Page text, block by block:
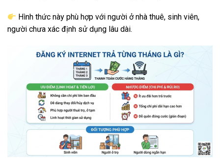
Hình thức này phù hợp với người ở nhà thuê, sinh viên,
người chưa xác định sử dụng lâu dài.